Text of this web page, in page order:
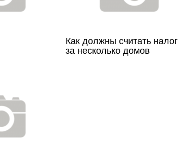
Как должны считать налог
за несколько домов